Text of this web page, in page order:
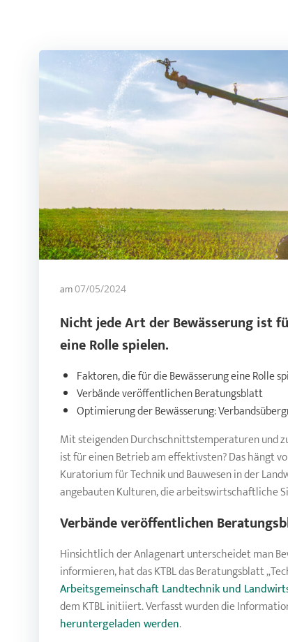
am07/05/2024
Nicht jede Art derBewässerungist
eine Rolle spielen.
Faktoren, die für die Bewässerung eine Rolle
Verbände veröffentlichen Beratungsblatt
Optimierung der Bewässerung:
Mit steigenden Durchschnittstemperaturen und
ist für einen Betrieb am effektivsten? Das hängt
Kuratorium für Technik und Bauwesen in der
angebauten Kulturen, die arbeitswirtschaftliche
Verbände veröffentlichen
Hinsichtlich der Anlagenart unterscheidet man
informieren, hat das KTBL das Beratungsblatt
Arbeitsgemeinschaft Landtechnik und
dem KTBL initiiert. Verfasst wurden die
heruntergeladen werden.